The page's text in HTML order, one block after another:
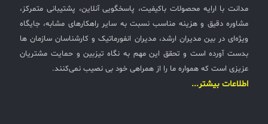
مدانت با ارایه محصولات باکیفیت، پاسخگویی آنلاین، پشتیبانی متمرکز،
مشاوره دقیق و هزینه مناسب نسبت به سایر راهکارهای مشابه، جایگاه
ویژه‌ای در بین مدیران ارشد، مدیران انفورماتیک و کارشناسان سازمان ها
بدست آورده است و تحقق این مهم به نگاه تیزبین و حمایت مشتریان
عزیزی است که همواره ما را از همراهی خود بی نصیب نمی‌کنند.
اطلاعات بیشتر...
سلف سرویس کاربران
سامانه مدیریت دارایی‌ها [Asset Explorer]
DDI